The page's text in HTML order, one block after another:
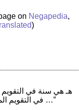
on Negapedia,
)
في التقويم الميلادي بين سنتي 913 و914 …”